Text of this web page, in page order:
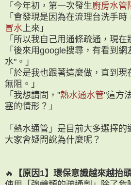
「今年初，第一次發生廚房水管
「會發現是因為在流理台洗手時
冒水 上來」
「所以我自己用通條疏通，現在
「後來用google搜尋，有看到
水"。」
「於是我也跟著這麼做，直到
無阻。」
「我想請問，"熱水通水管"這方
塞的情形？」
「熱水通管」是目前大多選擇的
大家會疑問說為什麼呢？
🔥
【原因1】環保意識越來越抬